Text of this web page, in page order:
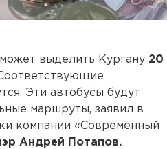
выделить Кургану 20
Эти автобусы будут
маршруты, заявил в
компании «Современный
Андрей Потапов.